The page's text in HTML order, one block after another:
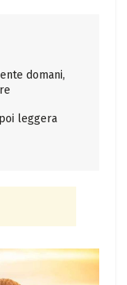
domani,
leggera